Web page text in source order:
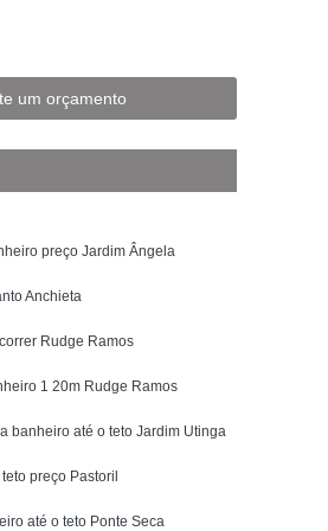
para Banheiro
André
do Campo
de Vidro
de Vidro
para área Externa
de Vidro Retrátil
Campo
um orçamento
preço Jardim Ângela
Anchieta
Rudge Ramos
1 20m Rudge Ramos
banheiro até o teto Jardim Utinga
preço Pastoril
até o teto Ponte Seca